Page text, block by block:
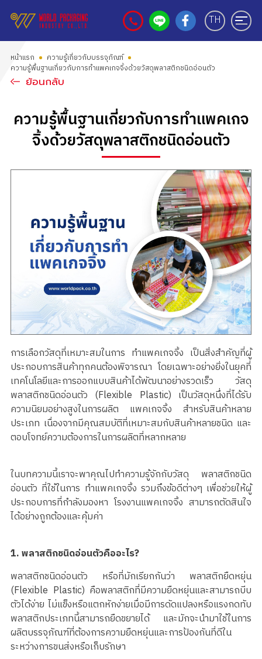
TH
หน้าแรก
ความรู้เกี่ยวกับบรรจุภัณฑ์
ความรู้พื้นฐานเกี่ยวกับการทำแพคเกจจิ้งด้วยวัสดุพลาสติกชนิดอ่อนตัว
ย้อนกลับ
ความรู้พื้นฐานเกี่ยวกับการทำแพคเกจ
จิ้งด้วยวัสดุพลาสติกชนิดอ่อนตัว
การเลือกวัสดุที่เหมาะสมในการ ทำแพคเกจจิ้ง เป็นสิ่งสำคัญที่ผู้
ประกอบการสินค้าทุกคนต้องพิจารณา โดยเฉพาะอย่างยิ่งในยุคที่
เทคโนโลยีและการออกแบบสินค้าได้พัฒนาอย่างรวดเร็ว วัสดุ
พลาสติกชนิดอ่อนตัว (Flexible Plastic) เป็นวัสดุหนึ่งที่ได้รับ
ความนิยมอย่างสูงในการผลิต แพคเกจจิ้ง สำหรับสินค้าหลาย
ประเภท เนื่องจากมีคุณสมบัติที่เหมาะสมกับสินค้าหลายชนิด และ
ตอบโจทย์ความต้องการในการผลิตที่หลากหลาย
ในบทความนี้เราจะพาคุณไปทำความรู้จักกับวัสดุ พลาสติกชนิด
อ่อนตัว ที่ใช้ในการ ทำแพคเกจจิ้ง รวมถึงข้อดีต่างๆ เพื่อช่วยให้ผู้
ประกอบการที่กำลังมองหา โรงงานแพคเกจจิ้ง สามารถตัดสินใจ
ได้อย่างถูกต้องและคุ้มค่า
1. พลาสติกชนิดอ่อนตัวคืออะไร?
พลาสติกชนิดอ่อนตัว หรือที่มักเรียกกันว่า พลาสติกยืดหยุ่น
(Flexible Plastic) คือพลาสติกที่มีความยืดหยุ่นและสามารถบีบ
ตัวได้ง่าย ไม่แข็งหรือแตกหักง่ายเมื่อมีการดัดแปลงหรือแรงกดทับ
พลาสติกประเภทนี้สามารถยืดขยายได้ และมักจะนำมาใช้ในการ
ผลิตบรรจุภัณฑ์ที่ต้องการความยืดหยุ่นและการป้องกันที่ดีใน
ระหว่างการขนส่งหรือเก็บรักษา